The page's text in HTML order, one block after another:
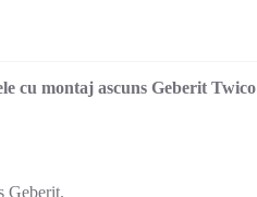
cu montaj ascuns Geberit Twico
Geberit.